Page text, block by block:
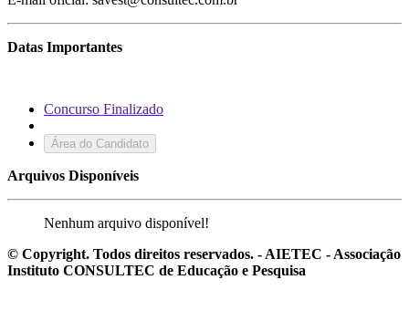
Datas Importantes
Concurso Finalizado
Área do Candidato
Arquivos Disponíveis
Nenhum arquivo disponível!
© Copyright. Todos direitos reservados. - AIETEC - Associação
Instituto CONSULTEC de Educação e Pesquisa